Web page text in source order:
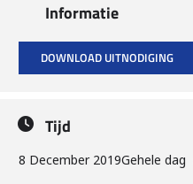
Informatie
DOWNLOAD UITNODIGING
Tijd
8 December 2019Gehele dag